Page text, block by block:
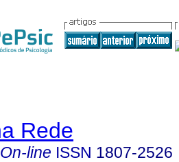
Rede
line ISSN 1807-2526